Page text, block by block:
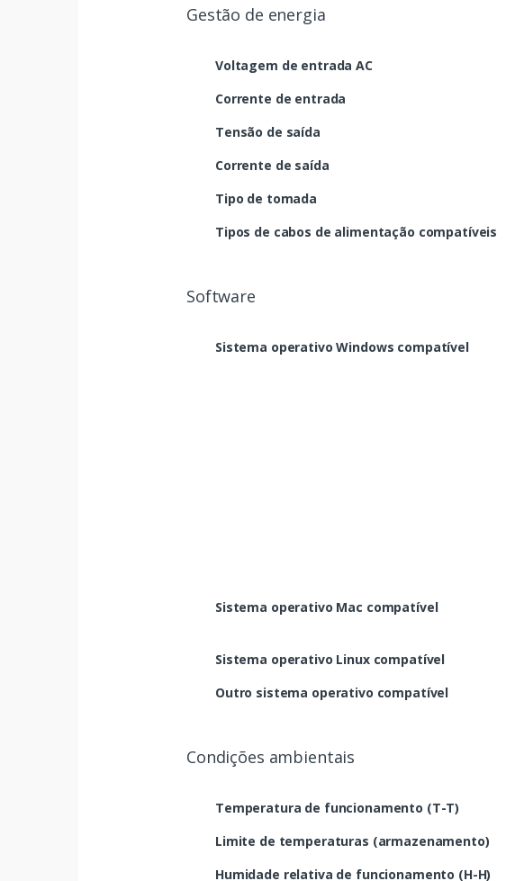
Gestão de energia
Voltagem de entrada AC
Corrente de entrada
Tensão de saída
Corrente de saída
Tipo de tomada
Tipos de cabos de alimentação compatíveis
Software
Sistema operativo Windows compatível
Sistema operativo Mac compatível
Sistema operativo Linux compatível
Outro sistema operativo compatível
Condições ambientais
Temperatura de funcionamento (T-T)
Limite de temperaturas (armazenamento)
Humidade relativa de funcionamento (H-H)